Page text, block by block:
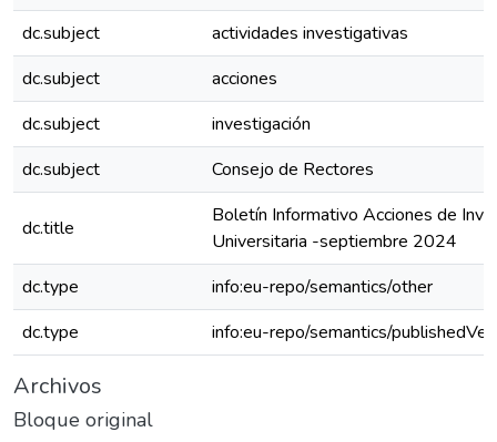
dc.subject
actividades investigativas
dc.subject
acciones
dc.subject
investigación
dc.subject
Consejo de Rectores
dc.title
Boletín Informativo Acciones de
Universitaria -septiembre 2024
dc.type
info:eu-repo/semantics/other
dc.type
info:eu-repo/semantics/
Archivos
Bloque original